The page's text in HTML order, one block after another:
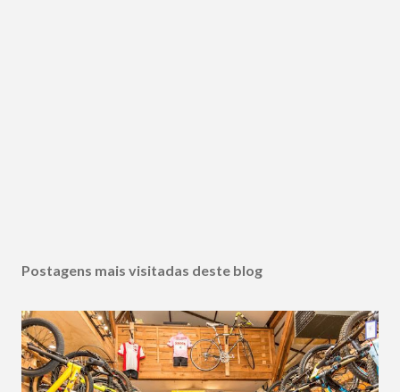
Postagens mais visitadas deste blog